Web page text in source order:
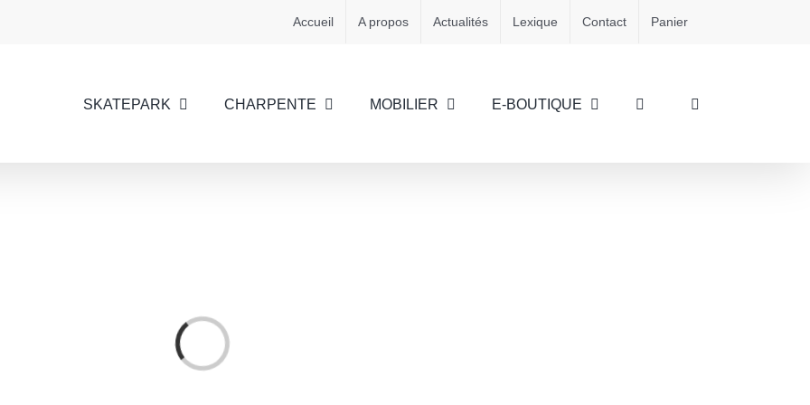
Accueil A propos Actualités Lexique Contact Panier
SKATEPARK CHARPENTE MOBILIER E-BOUTIQUE
Chargement…